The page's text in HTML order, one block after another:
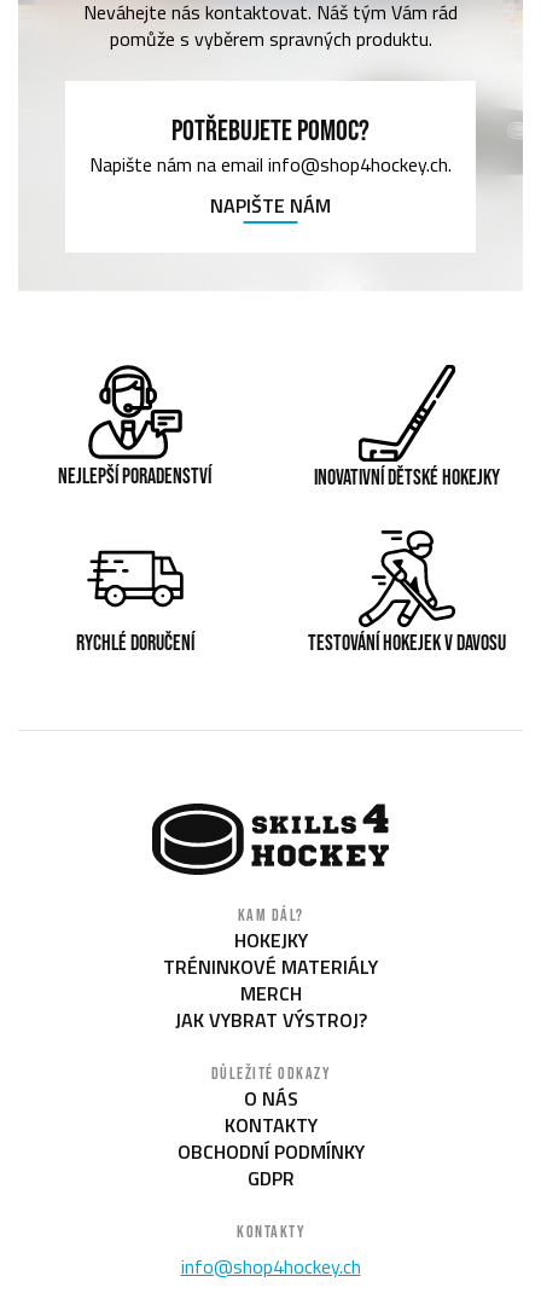
Neváhejte nás kontaktovat. Náš tým Vám rád
pomůže s vyběrem spravných produktu.
POTŘEBUJETE POMOC?
Napište nám na email info@shop4hockey.ch.
NAPIŠTE NÁM
NEJLEPŠÍ PORADENSTVÍ INOVATIVNÍ DĚTSKÉ HOKEJKY
RYCHLÉ DORUČENÍ TESTOVÁNÍ HOKEJEK V DAVOSU
KAM DÁL?
HOKEJKY
TRÉNINKOVÉ MATERIÁLY
MERCH
JAK VYBRAT VÝSTROJ?
DŮLEŽITÉ ODKAZY
O NÁS
KONTAKTY
OBCHODNÍ PODMÍNKY
GDPR
KONTAKTY
info@shop4hockey.ch